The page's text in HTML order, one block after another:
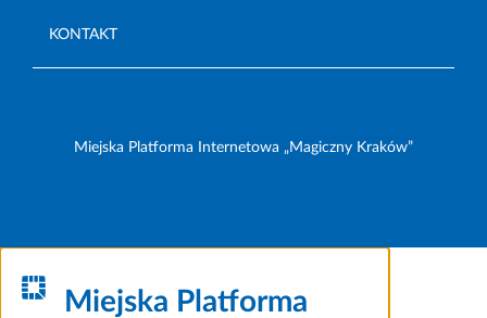
KONTAKT
Miejska Platforma Internetowa „Magiczny Kraków”
Miejska Platforma